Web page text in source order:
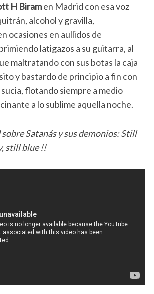
H Biramen Madrid con esa voz
alcohol y gravilla,
ocasiones en aullidos de
latigazos a su guitarra, al
maltratando con sus botas la caja
y bastardo de principio a fin con
flotando siempre a medio
a lo sublime aquella noche.
sobre Satanás y sus demonios: Still
still blue !!